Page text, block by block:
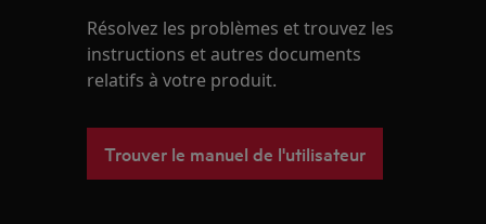
Résolvez les problèmes et trouvez les
instructions et autres documents
relatifs à votre produit.
Trouver le manuel de l'utilisateur